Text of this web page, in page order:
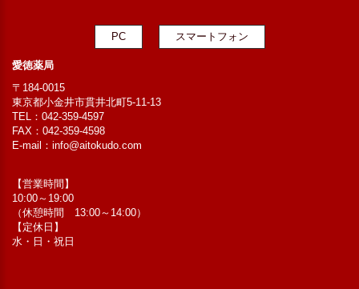
PC スマートフォン
愛徳薬局
〒184-0015
東京都小金井市貫井北町5-11-13
TEL：042-359-4597
FAX：042-359-4598
E-mail： info@aitokudo.com
【営業時間】
10:00～19:00
（休憩時間 13:00～14:00）
【定休日】
水・日・祝日